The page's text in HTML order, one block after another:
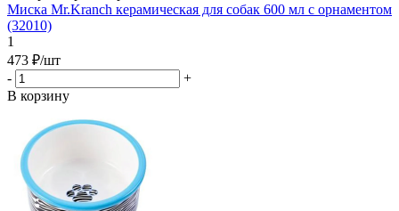
Миска Mr.Kranch керамическая для собак 600 мл с орнаментом
(32010)
1
473 ₽/шт
-
+
В корзину